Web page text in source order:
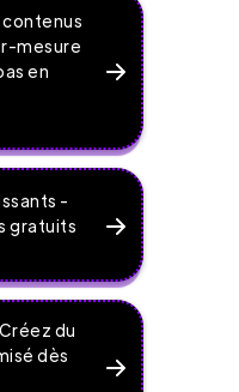
mesure
en
-
gratuits
du
dès